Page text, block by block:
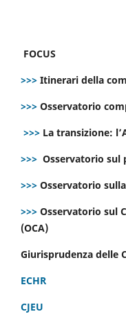
FOCUS
>>> Itinerari della
>>> Osservatorio
>>> La transizione:
>>> Osservatorio sul
>>> Osservatorio
>>> Osservatorio sul
(OCA)
Giurisprudenza delle
ECHR
CJEU